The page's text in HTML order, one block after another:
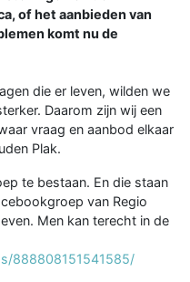
of het aanbieden van
komt nu de
die er leven, wilden we
Daarom zijn wij een
vraag en aanbod elkaar
Plak.
te bestaan. En die staan
van Regio
Men kan terecht in de
888808151541585/